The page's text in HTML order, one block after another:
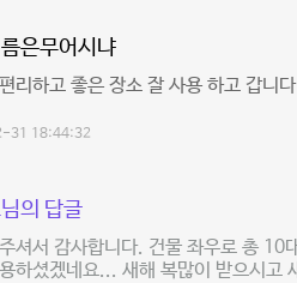
은무어시냐
리하고 좋은 장소 잘 사용 하고 갑니
31 18:44:32
의 답글
셔서 감사합니다. 건물 좌우로 총 10
하셨겠네요... 새해 복많이 받으시고